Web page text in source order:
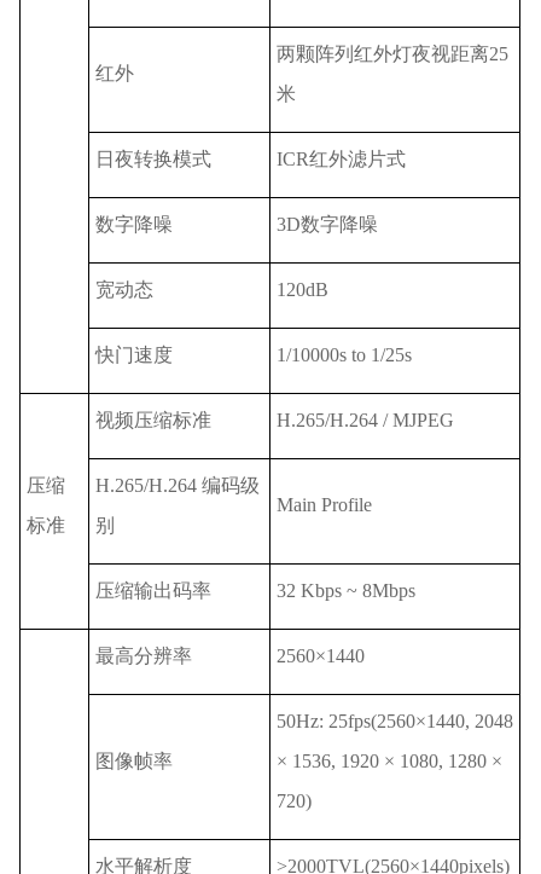
红外
两颗阵列红外灯夜视距离25
米
日夜转换模式 ICR红外滤片式
数字降噪 3D数字降噪
宽动态 120dB
快门速度 1/10000s to 1/25s
压缩
标准
视频压缩标准 H.265/H.264 / MJPEG
H.265/H.264 编码级
别
Main Profile
压缩输出码率 32 Kbps ~ 8Mbps
最高分辨率 2560×1440
图像帧率
50Hz: 25fps(2560×1440, 2048
× 1536, 1920 × 1080, 1280 ×
720)
水平解析度 >2000TVL(2560×1440pixels)